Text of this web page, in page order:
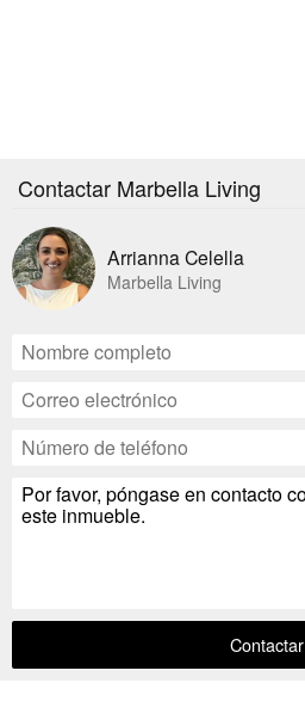
Contactar Marbella Living
Arrianna Celella
Marbella Living
Contactar